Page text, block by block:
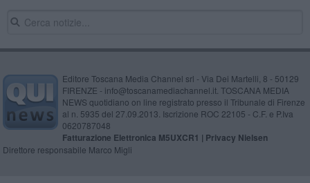
Editore Toscana Media Channel srl - Via Dei Martelli, 8 - 50129
FIRENZE - info@toscanamediachannel.it. TOSCANA MEDIA
NEWS quotidiano on line registrato presso il Tribunale di Firenze
al n. 5935 del 27.09.2013. Iscrizione ROC 22105 - C.F. e P.Iva
0620787048
Fatturazione Elettronica M5UXCR1 | Privacy Nielsen
Direttore responsabile Marco Migli